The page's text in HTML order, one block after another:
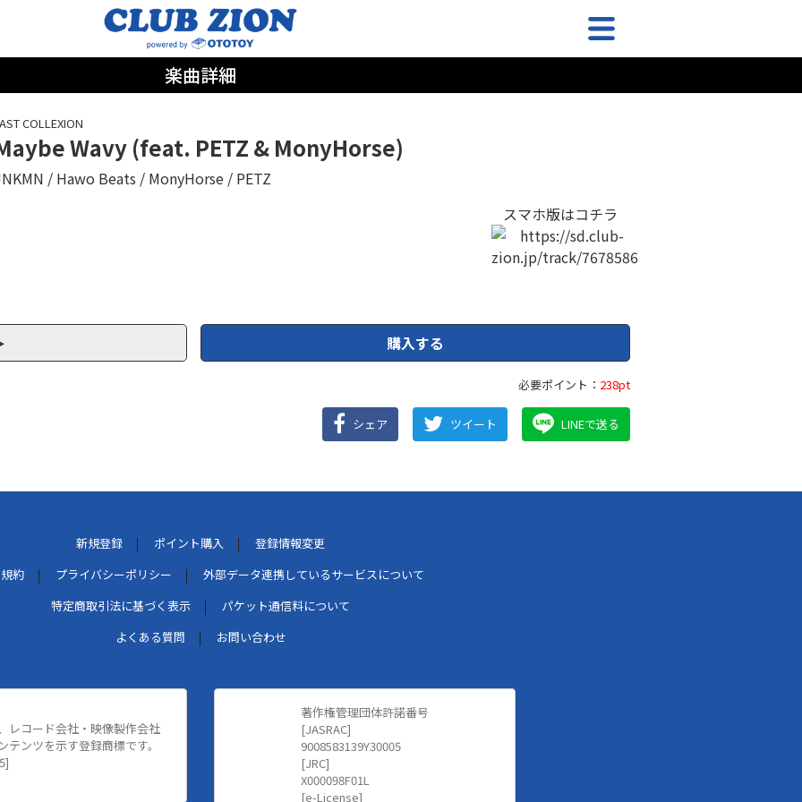
楽曲詳細
COLLEXION
Wavy (feat. PETZ & MonyHorse)
Hawo Beats MonyHorse
PETZ
スマホ版はコチラ
購入する
必要ポイント： 238pt
シェア ツイート LINEで送る
新規登録 ポイント購入
登録情報変更
約
プライバシーポリシー
外部データ連携しているサービスについて
特定商取引法に基づく表示
パケット通信料について
よくある質問
お問い合わせ
レコード会社・映像製作会社
テンツを示す登録商標です。
著作権管理団体許諾番号
[JASRAC]
9008583139Y30005
[JRC]
X000098F01L
[e-License]